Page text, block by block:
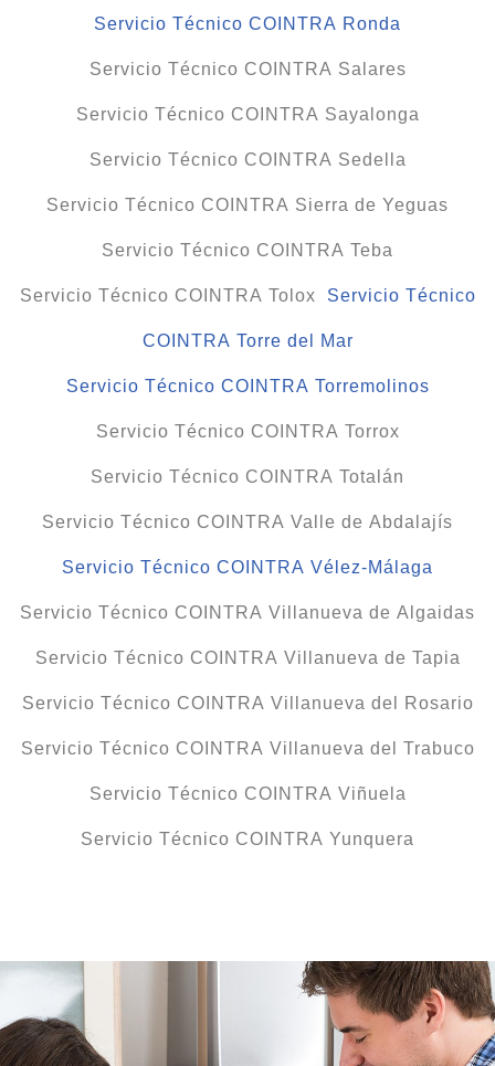
Servicio Técnico COINTRA Ronda
Servicio Técnico COINTRA Salares
Servicio Técnico COINTRA Sayalonga
Servicio Técnico COINTRA Sedella
Servicio Técnico COINTRA Sierra de Yeguas
Servicio Técnico COINTRA Teba
Servicio Técnico COINTRA Tolox Servicio Técnico
COINTRA Torre del Mar
Servicio Técnico COINTRA Torremolinos
Servicio Técnico COINTRA Torrox
Servicio Técnico COINTRA Totalán
Servicio Técnico COINTRA Valle de Abdalajís
Servicio Técnico COINTRA Vélez-Málaga
Servicio Técnico COINTRA Villanueva de Algaidas
Servicio Técnico COINTRA Villanueva de Tapia
Servicio Técnico COINTRA Villanueva del Rosario
Servicio Técnico COINTRA Villanueva del Trabuco
Servicio Técnico COINTRA Viñuela
Servicio Técnico COINTRA Yunquera